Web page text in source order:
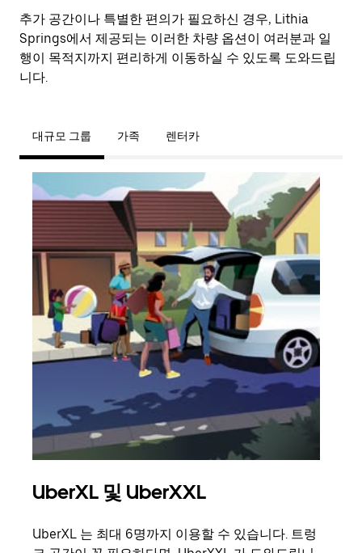
추가 공간이나 특별한 편의가 필요하신 경우, Lithia
Springs에서 제공되는 이러한 차량 옵션이 여러분과 일
행이 목적지까지 편리하게 이동하실 수 있도록 도와드립
니다.
대규모 그룹 가족 렌터카
UberXL 및 UberXXL
UberXL 는 최대 6명까지 이용할 수 있습니다. 트렁